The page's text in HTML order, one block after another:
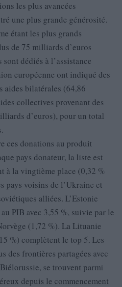
les plus avancées
une plus grande générosité.
étant les plus grands
de 75 milliards d’euros
dédiés à l’assistance
européenne ont indiqué des
aides bilatérales (64,86
collectives provenant des
d’euros), pour un total
ces donations au produit
pays donateur, la liste est
à la vingtième place (0,32 %
pays voisins de l’Ukraine et
alliées. L’Estonie
PIB avec 3,55 %, suivie par le
(1,72 %). La Lituanie
%) complètent le top 5. Les
des frontières partagées avec
se trouvent parmi
depuis le commencement